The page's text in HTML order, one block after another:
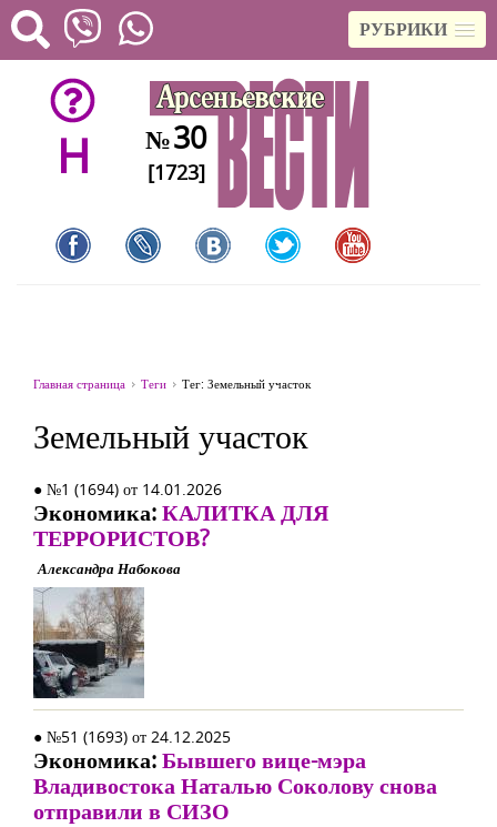
РУБРИКИ
H №30
[1723]
Главная страница Теги Тег: Земельный участок
Земельный участок
● №1 (1694) от 14.01.2026
Экономика:КАЛИТКА ДЛЯ
ТЕРРОРИСТОВ?
Александра Набокова
● №51 (1693) от 24.12.2025
Экономика:Бывшего вице-мэра
Владивостока Наталью Соколову снова
отправили в СИЗО